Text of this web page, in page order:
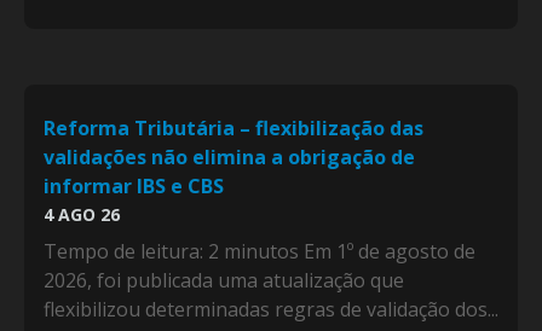
Reforma Tributária – flexibilização das
validações não elimina a obrigação de
informar IBS e CBS
4 AGO 26
Tempo de leitura: 2 minutos Em 1º de agosto de
2026, foi publicada uma atualização que
flexibilizou determinadas regras de validação dos...